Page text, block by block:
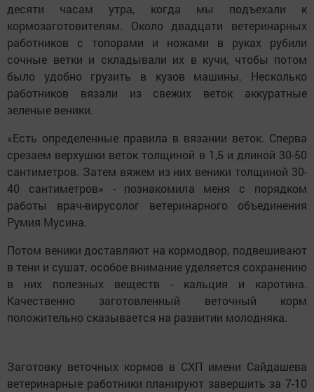
десяти часам утра, когда мы подъехали к
кормозаготовителям. Около двадцати ветеринарных
работников с топорами и ножами в руках рубили
сочные ветки и складывали их в кучи, чтобы потом
было удобно грузить в кузов машины. Несколько
работников вязали из свежих веток аккуратные
зеленые веники.
«Есть определенные правила в вязании веток. Сперва
срезаем верхушки веток толщиной в 1,5 и длиной 30-50
сантиметров. Затем вяжем из них веники толщиной 30-
40 сантиметров» - познакомила меня с порядком
работы врач-вирусолог ветеринарного объединения
Румия Мусина.
Потом веники доставляют на кормодвор, подвешивают
в тени и сушат, особое внимание уделяется сохранению
в них полезных веществ - кальция и каротина.
Качественно заготовленный веточный корм
положительно сказывается на развитии молодняка.
Заготовку веточных кормов в СХП имени Сайдашева
ветеринарные работники планируют завершить за 7-10